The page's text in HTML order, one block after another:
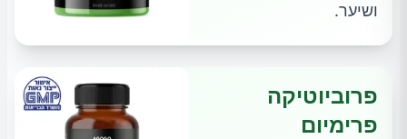
ושיער.
פרוביוטיקה
פרימיום